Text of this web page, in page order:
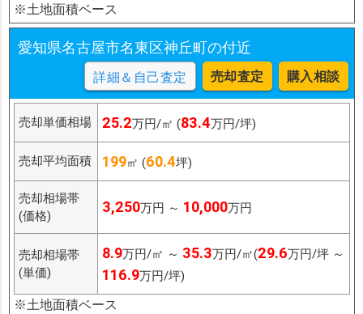
※土地面積ベース
愛知県名古屋市名東区神丘町の付近
詳細＆自己査定 売却査定 購入相談
売却単価相場 25.2万円/㎡ (83.4万円/坪)
売却平均面積 199㎡ (60.4坪)
売却相場帯
(価格)
3,250万円 ～ 10,000万円
売却相場帯
(単価)
8.9万円/㎡ ～ 35.3万円/㎡(29.6万円/坪 ～
116.9万円/坪)
※土地面積ベース